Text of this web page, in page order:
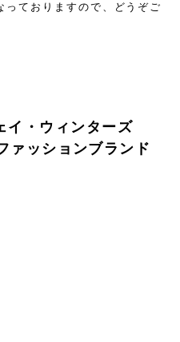
っておりますので、どうぞご
イ・ウィンターズ
ァッションブランド